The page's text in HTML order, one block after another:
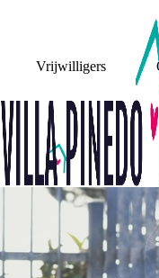
Vrijwilligers